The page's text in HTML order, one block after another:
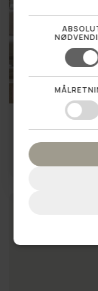
SUMMER SALE
Loungestol - Eg
1.499,00 kr 2.399,00 kr